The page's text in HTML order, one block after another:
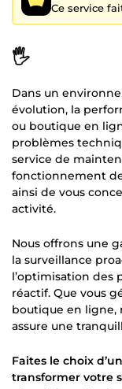
Ce service
🖐️
Dans un
évolution, la
ou boutique en
problèmes
service de
fonctionnement
ainsi de vous
activité.
Nous offrons une
la surveillance
l’optimisation des
réactif. Que vous
boutique en ligne,
assure une
Faites le choix
transformer votre